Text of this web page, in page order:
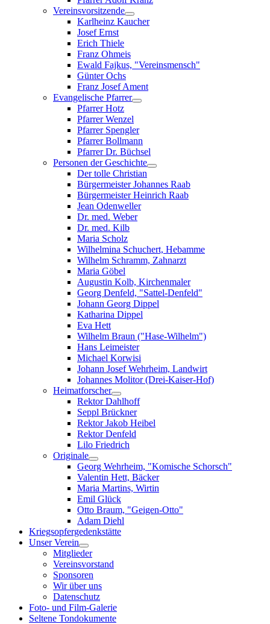
Vereinsvorsitzende
Karlheinz Kaucher
Josef Ernst
Erich Thiele
Franz Ohmeis
Ewald Fajkus, "Vereinsmensch"
Günter Ochs
Franz Josef Ament
Evangelische Pfarrer
Pfarrer Hotz
Pfarrer Wenzel
Pfarrer Spengler
Pfarrer Bollmann
Pfarrer Dr. Büchsel
Personen der Geschichte
Der tolle Christian
Bürgermeister Johannes Raab
Bürgermeister Heinrich Raab
Jean Odenweller
Dr. med. Weber
Dr. med. Kilb
Maria Scholz
Wilhelmina Schuchert, Hebamme
Wilhelm Schramm, Zahnarzt
Maria Göbel
Augustin Kolb, Kirchenmaler
Georg Denfeld, "Sattel-Denfeld"
Johann Georg Dippel
Katharina Dippel
Eva Hett
Wilhelm Braun ("Hase-Wilhelm")
Hans Leimeister
Michael Korwisi
Johann Josef Wehrheim, Landwirt
Johannes Molitor (Drei-Kaiser-Hof)
Heimatforscher
Rektor Dahlhoff
Seppl Brückner
Rektor Jakob Heibel
Rektor Denfeld
Lilo Friedrich
Originale
Georg Wehrheim, "Komische Schorsch"
Valentin Hett, Bäcker
Maria Martins, Wirtin
Emil Glück
Otto Braum, "Geigen-Otto"
Adam Diehl
Kriegsopfergedenkstätte
Unser Verein
Mitglieder
Vereinsvorstand
Sponsoren
Wir über uns
Datenschutz
Foto- und Film-Galerie
Seltene Tondokumente